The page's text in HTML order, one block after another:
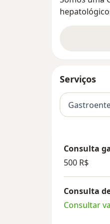
Serviços
Consulta
500 R$
Consulta
Consultar